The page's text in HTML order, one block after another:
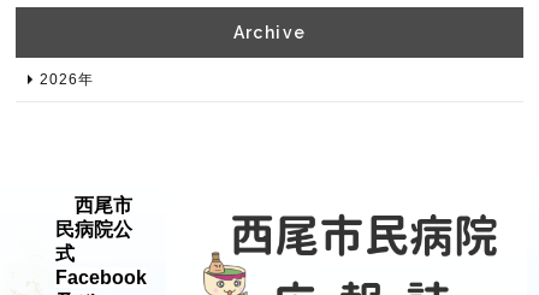
Archive​
2026年​
西尾市
民病院公
式
Facebook